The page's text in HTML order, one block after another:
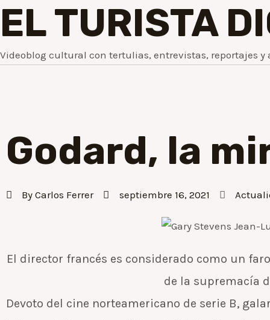
EL TURISTA
Videoblog cultural con tertulias, entrevistas, reportajes y
Godard, la
By Carlos Ferrer septiembre 16, 2021
El director francés es considerado como un
de la supremacía
Devoto del cine norteamericano de serie B,